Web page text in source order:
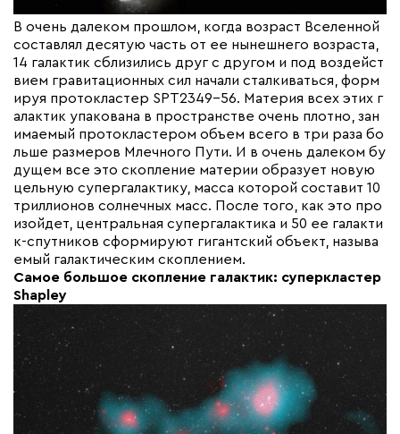
В очень далеком прошлом, когда возраст Вселенной
составлял десятую часть от ее нынешнего возраста,
14 галактик сблизились друг с другом и под воздейст
вием гравитационных сил начали сталкиваться, форм
ируя протокластер SPT2349-56. Материя всех этих г
алактик упакована в пространстве очень плотно, зан
имаемый протокластером объем всего в три раза бо
льше размеров Млечного Пути. И в очень далеком бу
дущем все это скопление материи образует новую
цельную супергалактику, масса которой составит 10
триллионов солнечных масс. После того, как это про
изойдет, центральная супергалактика и 50 ее галакти
к-спутников сформируют гигантский объект, называ
емый галактическим скоплением.
Самое большое скопление галактик: суперкластер
Shapley